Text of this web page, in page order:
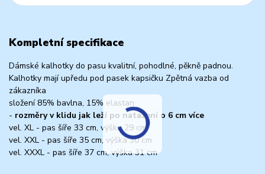
Kompletní specifikace
Dámské kalhotky do pasu kvalitní, pohodlné, pěkně padnou.
Kalhotky mají upředu pod pasek kapsičku Zpětná vazba od
zákazníka
složení 85% bavlna, 15% elastan
- rozměry v klidu jak leží po natažení o 6 cm více
vel. XL - pas šíře 33 cm, výška 29 cm
vel. XXL - pas šíře 35 cm, výška 30 cm
vel. XXXL - pas šíře 37 cm, výška 31 cm